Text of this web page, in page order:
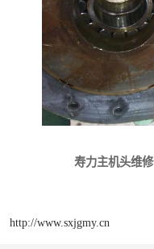
寿力主机头维修
http://www.sxjgmy.cn